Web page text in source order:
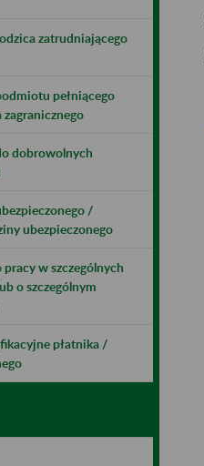
zatrudniającego
pełniącego
zagranicznego
dobrowolnych
/
ubezpieczonego
pracy w szczególnych
o szczególnym
płatnika /